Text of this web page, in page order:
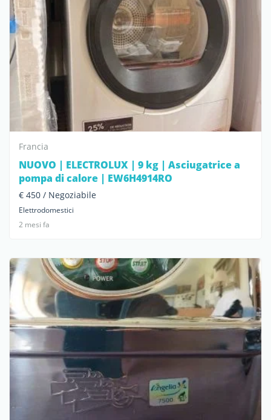
Francia
NUOVO | ELECTROLUX | 9 kg | Asciugatrice a
pompa di calore | EW6H4914RO
€ 450 / Negoziabile
Elettrodomestici
2 mesi fa